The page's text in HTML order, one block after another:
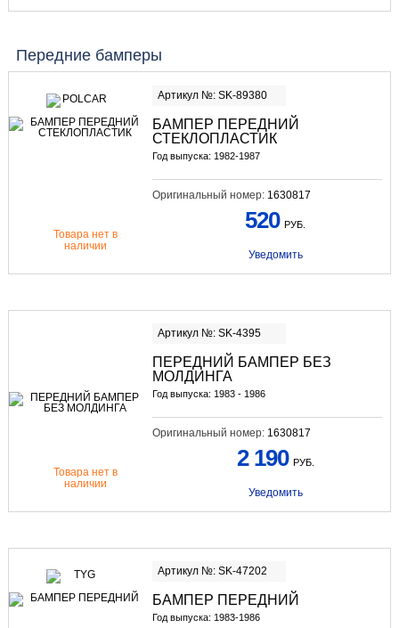
Передние бамперы
Артикул №: SK-89380
БАМПЕР ПЕРЕДНИЙ
СТЕКЛОПЛАСТИК
Год выпуска: 1982-1987
Оригинальный номер: 1630817
Товара нет в
наличии
520 РУБ.
Уведомить
Артикул №: SK-4395
ПЕРЕДНИЙ БАМПЕР БЕЗ
МОЛДИНГА
Год выпуска: 1983 - 1986
Оригинальный номер: 1630817
Товара нет в
наличии
2 190 РУБ.
Уведомить
Артикул №: SK-47202
БАМПЕР ПЕРЕДНИЙ
Год выпуска: 1983-1986